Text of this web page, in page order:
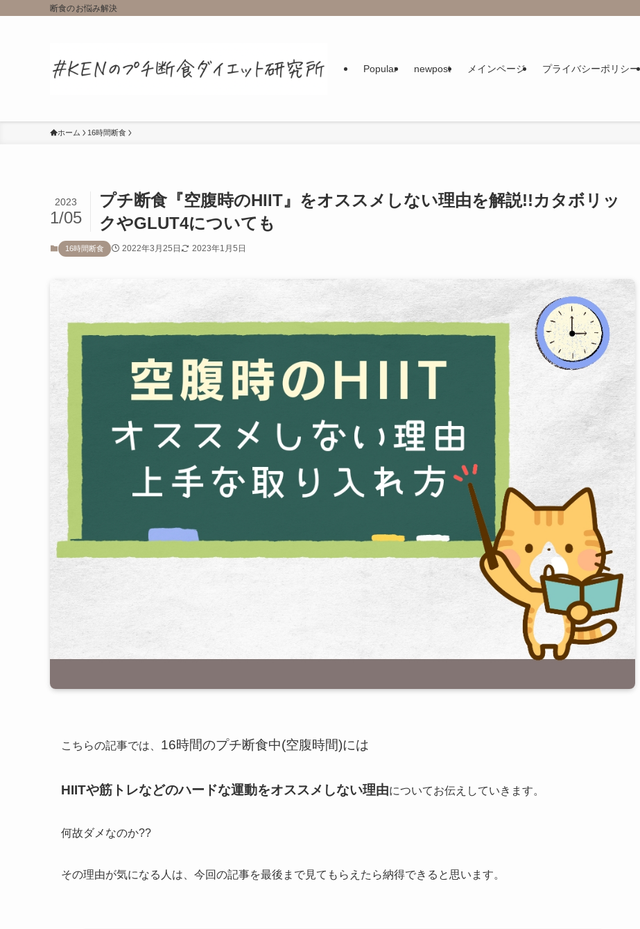
断食のお悩み解決
Popular newpost メインページ プライバシーポリシー
ホーム 16時間断食
プチ断食『空腹時のHIIT』をオススメしない理由を解説!!カタボリッ
クやGLUT4についても
2023
1/05
16時間断食 2022年3月25日 2023年1月5日
こちらの記事では、 16時間のプチ断食中(空腹時間)には
HIITや筋トレなどのハードな運動をオススメしない理由についてお伝えしていきます。
何故ダメなのか??
その理由が気になる人は、今回の記事を最後まで見てもらえたら納得できると思います。